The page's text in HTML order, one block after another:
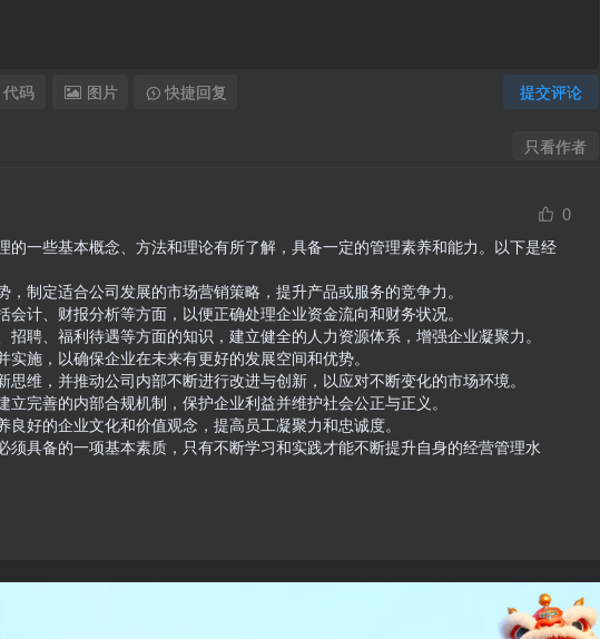
提交评论
代码 图片 快捷回复
只看作者
0
的一些基本概念、方法和理论有所了解，具备一定的管理素养和能力。以下是经
制定适合公司发展的市场营销策略，提升产品或服务的竞争力。
计、财报分析等方面，以便正确处理企业资金流向和财务状况。
招聘、福利待遇等方面的知识，建立健全的人力资源体系，增强企业凝聚力。
施，以确保企业在未来有更好的发展空间和优势。
维，并推动公司内部不断进行改进与创新，以应对不断变化的市场环境。
完善的内部合规机制，保护企业利益并维护社会公正与正义。
好的企业文化和价值观念，提高员工凝聚力和忠诚度。
须具备的一项基本素质，只有不断学习和实践才能不断提升自身的经营管理水